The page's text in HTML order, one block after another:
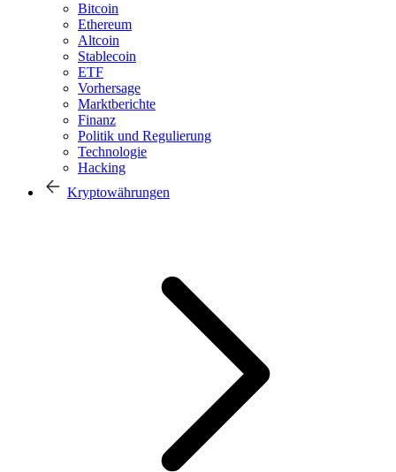
Bitcoin
Ethereum
Altcoin
Stablecoin
ETF
Vorhersage
Marktberichte
Finanz
Politik und Regulierung
Technologie
Hacking
Kryptowährungen